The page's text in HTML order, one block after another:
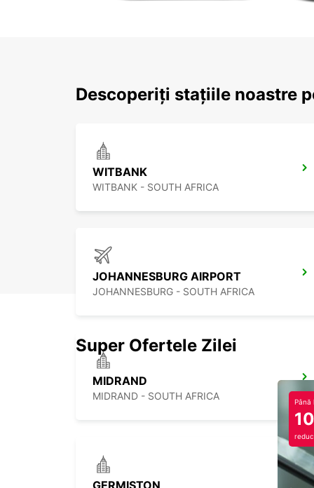
Descoperiți stațiile noastre
WITBANK
WITBANK - SOUTH AFRICA
JOHANNESBURG AIRPORT
JOHANNESBURG - SOUTH AFRICA
MIDRAND
MIDRAND - SOUTH AFRICA
Super Ofertele Zilei
Până